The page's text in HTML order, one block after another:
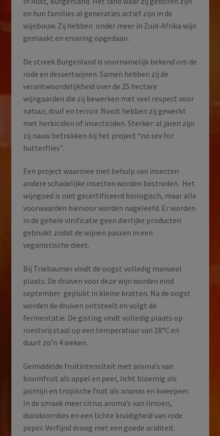
en hun families al generaties actief zijn in de
wijnbouw. Zij hebben onder meer in Zuid-Afrika wijn
gemaakt en ervaring opgedaan.
De streek Burgenland is voornamelijk bekend om de
rode en dessertwijnen. Samen hebben zij de
verantwoordelijkheid over de 25 hectare
wijngaarden die zij bewerken met veel respect voor
natuur, druif en terroir. Nooit hebben zij gewerkt
met herbiciden of insecticiden. Sterker: al jaren zijn
zij nauw betrokken bij het project “no sex for
butterflies”.
Een project waarmee met behulp van insecten
andere schadelijke insecten worden bestreden. Het
wijngoed is niet gecertificeerd biologisch, maar alle
voorwaarden hiervoor worden nageleefd. Er worden
in de gehele vinificatie geen dierlijke producten
gebruikt zodat de wijnen passen in een
veganistische dieet.
Bij Triebaumer vindt de oogst volledig manueel
plaats. De druiven voor deze wijn worden eind
september geplukt in kleine kratten. Na de oogst
worden de druiven ontsteelt en volgt de
fermentatie. De gisting vindt volledig plaats op
roestvrij staal op een temperatuur van 18°C en
duurt zo’n 4 weken.
Gemiddelde fruitintensiteit met aroma’s van
boomfruit als appel en peer, licht bloemig als
jasmijn en tropische fruit als ananas en kweepeer.
In de smaak meer citrus aroma’s van limoen,
duindoornbes en een lichte kruidigheid van rode
peper. Verfijnd droog met een goede aciditeit.